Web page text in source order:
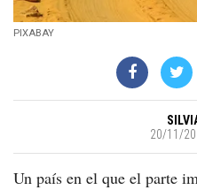
PIXABAY
20/11/
Un país en el que el parte